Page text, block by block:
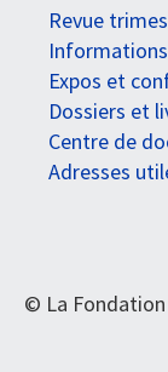
Revue
Expos et
Dossiers et
Centre de
Adresses
© La Fondation